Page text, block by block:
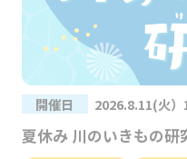
開催日 2026.8.11(火
夏休み 川のいきもの